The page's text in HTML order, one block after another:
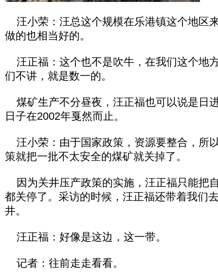
汪小荣：汪总这个规模在乐港镇这个地区
做的也相当好的。
汪正福：这个也不是吹牛，在我们这个地
们不讲，就是数一的。
煤矿生产不分昼夜，汪正福也可以说是日
日子在2002年戛然而止。
汪小荣：由于国家政策，资源要整合，所
策就把一批不太安全的煤矿就关掉了。
因为关井压产政策的实施，汪正福只能把
都关停了。采访的时候，汪正福还带着我们
井。
汪正福：好像是这边，这一带。
记者：往前走走看看。